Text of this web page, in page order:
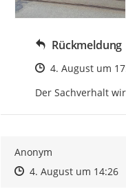
Rückmeldung
Zeitpunkt des
4. August um
Der Sachverhalt
Anonym
Zeitpunkt des
Zeitpunkt des
4. August um 14:26